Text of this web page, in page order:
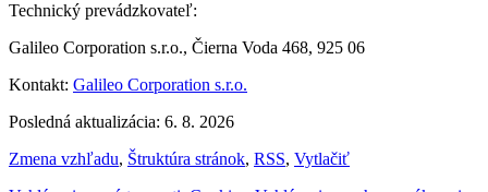
Technický prevádzkovateľ:
Galileo Corporation s.r.o., Čierna Voda 468, 925 06
Kontakt: Galileo Corporation s.r.o.
Posledná aktualizácia: 6. 8. 2026
Zmena vzhľadu, Štruktúra stránok, RSS, Vytlačiť